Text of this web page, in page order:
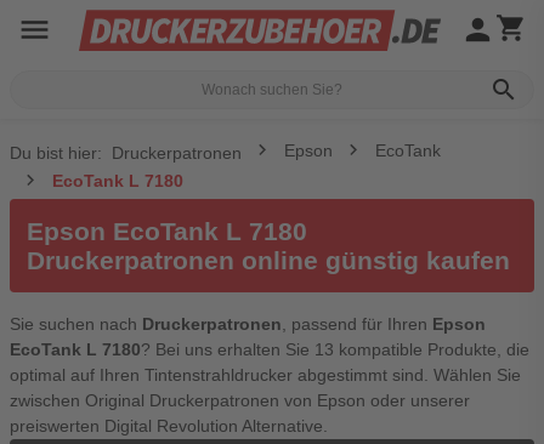
menu
search
person shopping_cart
Du bist hier: Druckerpatronen Epson
EcoTank
EcoTank L 7180
Epson EcoTank L 7180
Druckerpatronen online günstig kaufen
Sie suchen nach Druckerpatronen, passend für Ihren Epson
EcoTank L 7180? Bei uns erhalten Sie 13 kompatible Produkte, die
optimal auf Ihren Tintenstrahldrucker abgestimmt sind. Wählen Sie
zwischen Original Druckerpatronen von Epson oder unserer
preiswerten Digital Revolution Alternative.